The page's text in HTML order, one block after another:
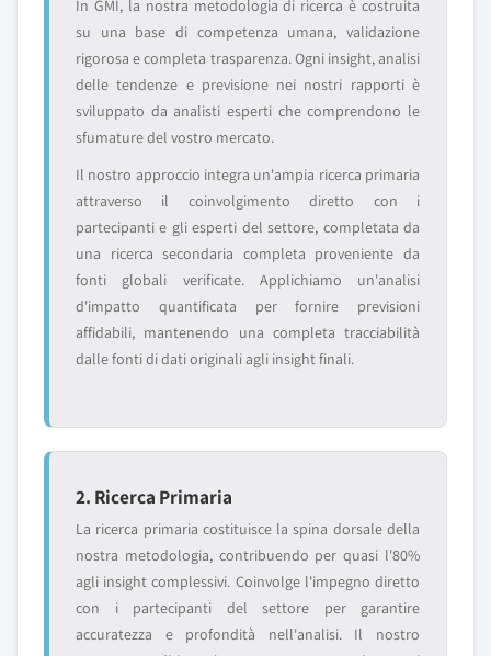
In GMI, la nostra metodologia di ricerca è costruita
su una base di competenza umana, validazione
rigorosa e completa trasparenza. Ogni insight, analisi
delle tendenze e previsione nei nostri rapporti è
sviluppato da analisti esperti che comprendono le
sfumature del vostro mercato.
Il nostro approccio integra un'ampia ricerca primaria
attraverso il coinvolgimento diretto con i
partecipanti e gli esperti del settore, completata da
una ricerca secondaria completa proveniente da
fonti globali verificate. Applichiamo un'analisi
d'impatto quantificata per fornire previsioni
affidabili, mantenendo una completa tracciabilità
dalle fonti di dati originali agli insight finali.
2. Ricerca Primaria
La ricerca primaria costituisce la spina dorsale della
nostra metodologia, contribuendo per quasi l'80%
agli insight complessivi. Coinvolge l'impegno diretto
con i partecipanti del settore per garantire
accuratezza e profondità nell'analisi. Il nostro